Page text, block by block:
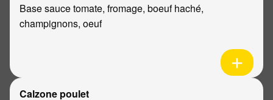
Base sauce tomate, fromage, boeuf haché,
champignons, oeuf
Calzone poulet